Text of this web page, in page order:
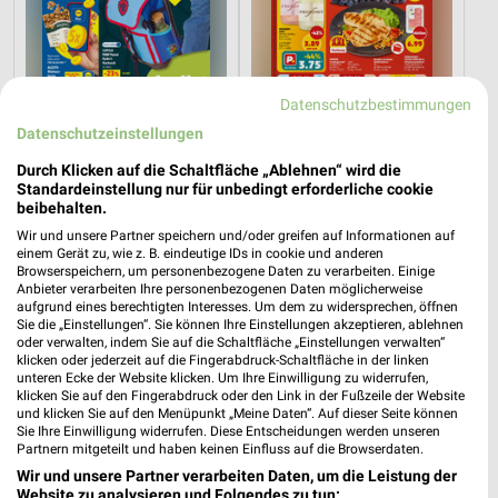
12,8 km
Gültig bis Sa. 08.08.
16,8 km
Gültig bis Sa. 08.08.
toom Baumarkt XXXLutz
Datenschutzbestimmungen
Datenschutzeinstellungen
Durch Klicken auf die Schaltfläche „Ablehnen“ wird die
Standardeinstellung nur für unbedingt erforderliche cookie
beibehalten.
Wir und unsere Partner speichern und/oder greifen auf Informationen auf
einem Gerät zu, wie z. B. eindeutige IDs in cookie und anderen
Browserspeichern, um personenbezogene Daten zu verarbeiten. Einige
Anbieter verarbeiten Ihre personenbezogenen Daten möglicherweise
aufgrund eines berechtigten Interesses. Um dem zu widersprechen, öffnen
Sie die „Einstellungen“. Sie können Ihre Einstellungen akzeptieren, ablehnen
oder verwalten, indem Sie auf die Schaltfläche „Einstellungen verwalten“
klicken oder jederzeit auf die Fingerabdruck-Schaltfläche in der linken
unteren Ecke der Website klicken. Um Ihre Einwilligung zu widerrufen,
klicken Sie auf den Fingerabdruck oder den Link in der Fußzeile der Website
und klicken Sie auf den Menüpunkt „Meine Daten“. Auf dieser Seite können
Sie Ihre Einwilligung widerrufen. Diese Entscheidungen werden unseren
Partnern mitgeteilt und haben keinen Einfluss auf die Browserdaten.
Wir und unsere Partner verarbeiten Daten, um die Leistung der
Website zu analysieren und Folgendes zu tun: